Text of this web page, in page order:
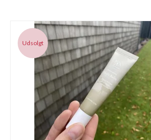
Udsolgt